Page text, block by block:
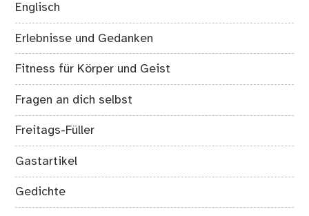
Englisch
Erlebnisse und Gedanken
Fitness für Körper und Geist
Fragen an dich selbst
Freitags-Füller
Gastartikel
Gedichte